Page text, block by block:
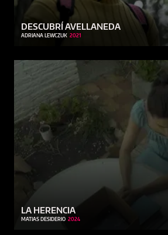
DESCUBRÍ AVELLANEDA
ADRIANA LEWCZUK 2021
LA HERENCIA
MATIAS DESIDERIO 2024